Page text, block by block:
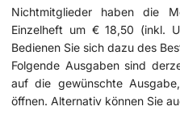
Nichtmitglieder haben die
Einzelheft um € 18,50 (inkl.
Bedienen Sie sich dazu des
Folgende Ausgaben sind
auf die gewünschte
öffnen. Alternativ können Sie